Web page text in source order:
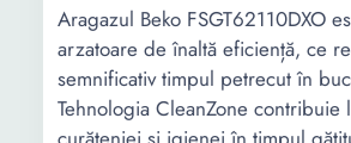
Aragazul Beko FSGT62110DXO
arzatoare de înaltă eficiență, ce
semnificativ timpul petrecut în
Tehnologia CleanZone contribuie